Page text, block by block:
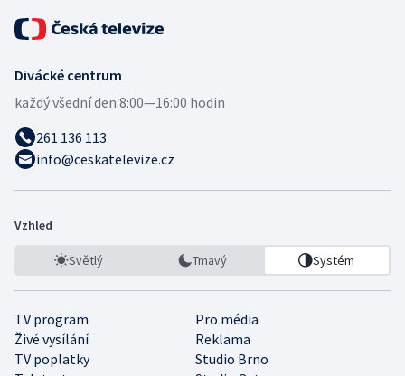
Divácké centrum
každý všední den:8:00—16:00 hodin
261 136 113
info@ceskatelevize.cz
Vzhled
Světlý Tmavý Systém
TV program
Pro média
Živé vysílání
Reklama
TV poplatky
Studio Brno